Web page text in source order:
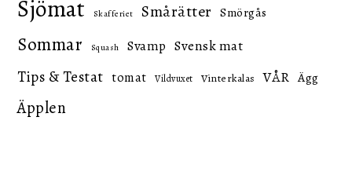
Sjömat Skafferiet Smårätter Smörgås
Sommar Squash Svamp Svensk mat
Tips & Testat tomat Vildvuxet Vinterkalas VÅR Ägg
Äpplen